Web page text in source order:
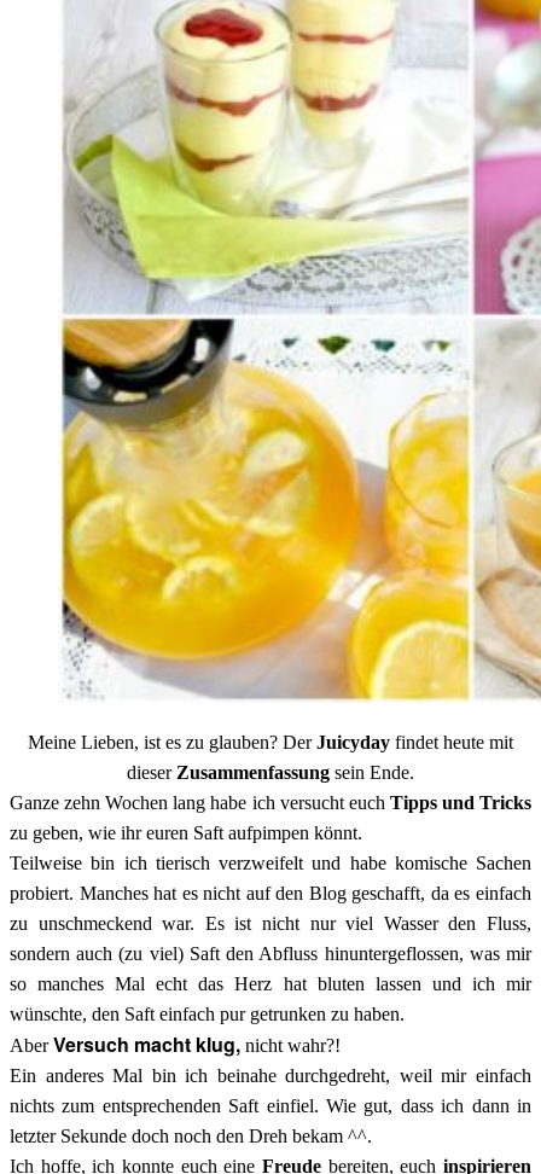
Meine Lieben, ist es zu glauben? DerJuicyday findet heute mit
dieser Zusammenfassung sein Ende.
Ganze zehn Wochen lang habe ich versucht euch Tipps und Tricks
zu geben, wie ihr euren Saft aufpimpen könnt.
Teilweise bin ich tierisch verzweifelt und habe komische Sachen
probiert. Manches hat es nicht auf den Blog geschafft, da es einfach
zu unschmeckend war. Es ist nicht nur viel Wasser den Fluss,
sondern auch (zu viel) Saft den Abfluss hinuntergeflossen, was mir
so manches Mal echt das Herz hat bluten lassen und ich mir
wünschte, den Saft einfach pur getrunken zu haben.
AberVersuch macht klug, nicht wahr?!
Ein anderes Mal bin ich beinahe durchgedreht, weil mir einfach
nichts zum entsprechenden Saft einfiel. Wie gut, dass ich dann in
letzter Sekunde doch noch den Dreh bekam ^^.
Ich hoffe, ich konnte euch eine Freude bereiten, euch inspirieren